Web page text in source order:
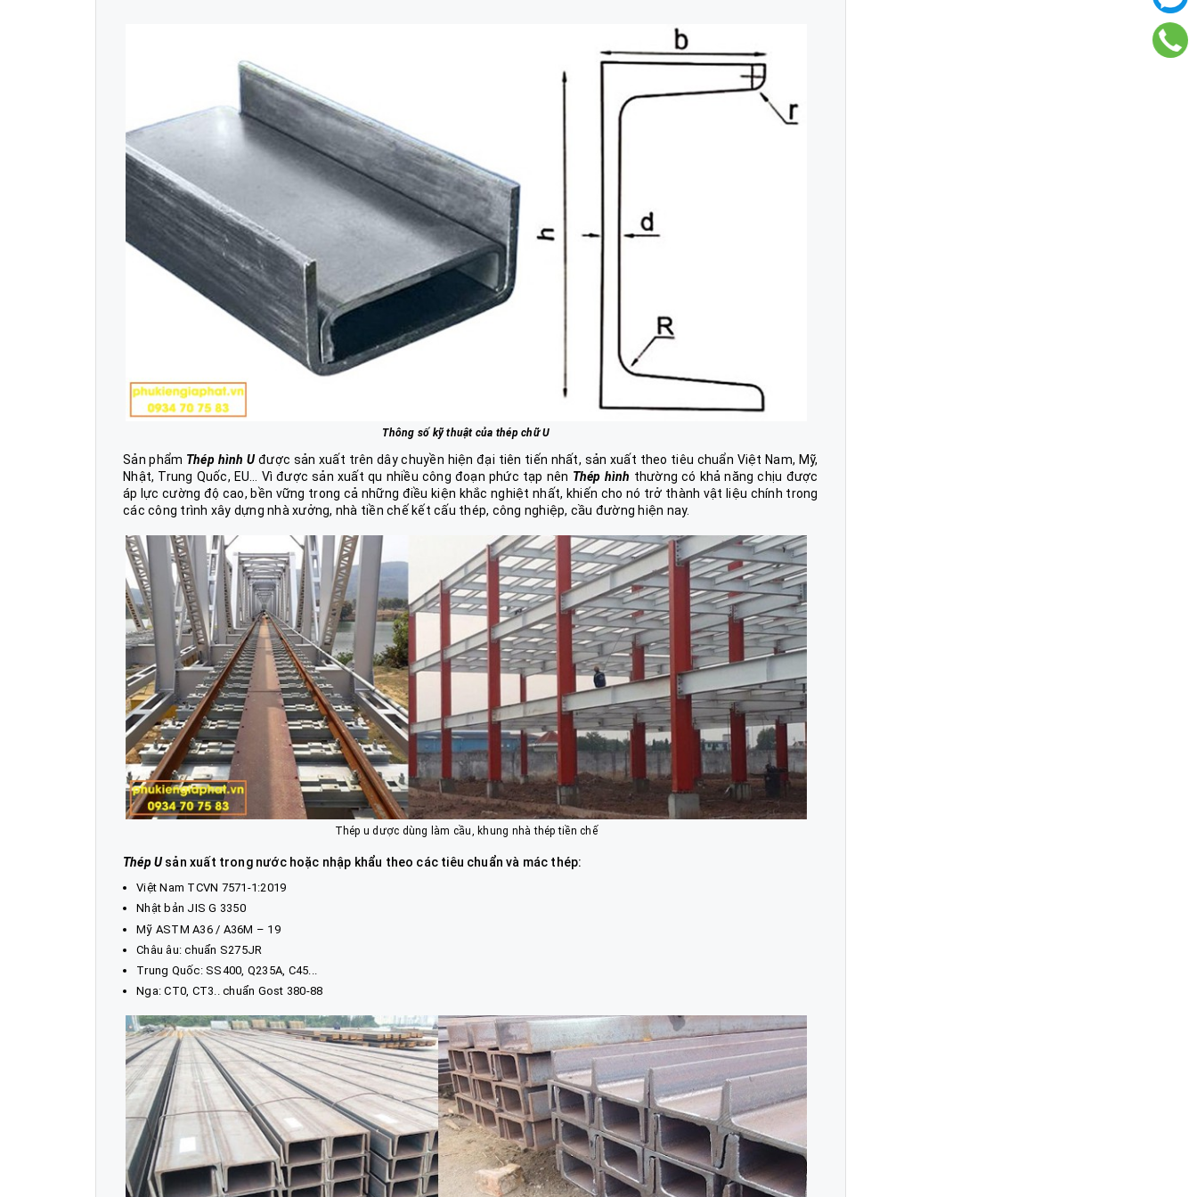
Thông số kỹ thuật của thép chữ U
Sản phẩm Thép hình Uđược sản xuất trên dây chuyền hiện đại tiên tiến nhất, sản xuất theo tiêu chuẩn Việt Nam, Mỹ,
Nhật, Trung Quốc, EU… Vì được sản xuất qu nhiều công đoạn phức tạp nên Thép hình thường có khả năng chịu được
áp lực cường độ cao, bền vững trong cả những điều kiện khắc nghiệt nhất, khiến cho nó trở thành vật liệu chính trong
các công trình xây dựng nhà xưởng, nhà tiền chế kết cấu thép, công nghiệp, cầu đường hiện nay.
Thép u dược dùng làm cầu, khung nhà thép tiền chế
Thép Usản xuất trong nước hoặc nhập khẩu theo các tiêu chuẩn và mác thép:
Việt Nam TCVN 7571-1:2019
Nhật bản JIS G 3350
Mỹ ASTM A36 / A36M – 19
Châu âu: chuẩn S275JR
Trung Quốc: SS400, Q235A, C45...
Nga: CT0, CT3.. chuẩn Gost 380-88